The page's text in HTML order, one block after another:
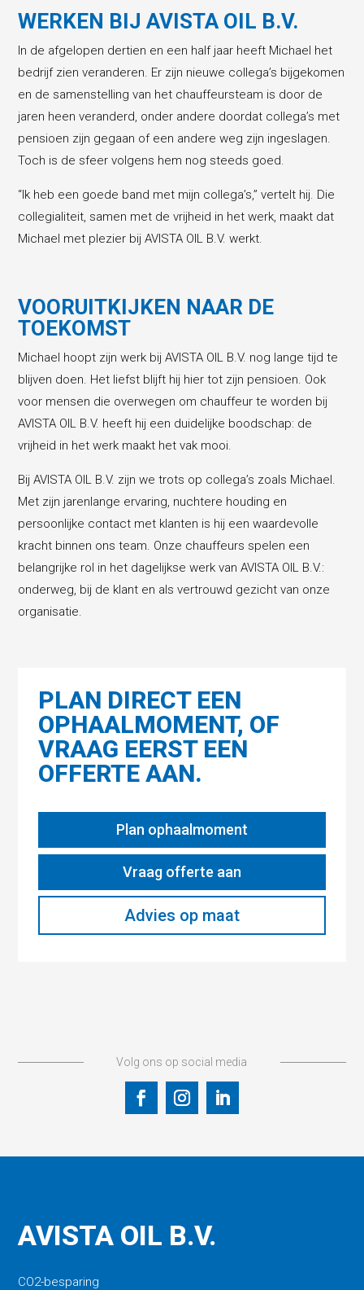
WERKEN BIJ AVISTA OIL B.V.
In de afgelopen dertien en een half jaar heeft Michael het
bedrijf zien veranderen. Er zijn nieuwe collega’s bijgekomen
en de samenstelling van het chauffeursteam is door de
jaren heen veranderd, onder andere doordat collega’s met
pensioen zijn gegaan of een andere weg zijn ingeslagen.
Toch is de sfeer volgens hem nog steeds goed.
“Ik heb een goede band met mijn collega’s,” vertelt hij. Die
collegialiteit, samen met de vrijheid in het werk, maakt dat
Michael met plezier bij AVISTA OIL B.V. werkt.
VOORUITKIJKEN NAAR DE
TOEKOMST
Michael hoopt zijn werk bij AVISTA OIL B.V. nog lange tijd te
blijven doen. Het liefst blijft hij hier tot zijn pensioen. Ook
voor mensen die overwegen om chauffeur te worden bij
AVISTA OIL B.V. heeft hij een duidelijke boodschap: de
vrijheid in het werk maakt het vak mooi.
Bij AVISTA OIL B.V. zijn we trots op collega’s zoals Michael.
Met zijn jarenlange ervaring, nuchtere houding en
persoonlijke contact met klanten is hij een waardevolle
kracht binnen ons team. Onze chauffeurs spelen een
belangrijke rol in het dagelijkse werk van AVISTA OIL B.V.:
onderweg, bij de klant en als vertrouwd gezicht van onze
organisatie.
PLAN DIRECT EEN
OPHAALMOMENT, OF
VRAAG EERST EEN
OFFERTE AAN.
Plan ophaalmoment
Vraag offerte aan
Advies op maat
Volg ons op social media
AVISTA OIL B.V.
CO2-besparing